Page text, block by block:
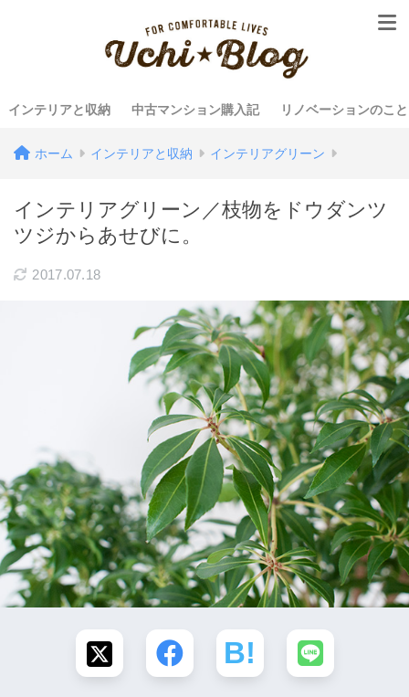
インテリアと収納 中古マンション購入記 リノベーションのこと
ホーム インテリアと収納 インテリアグリーン
インテリアグリーン／枝物をドウダンツ
ツジからあせびに。
2017.07.18